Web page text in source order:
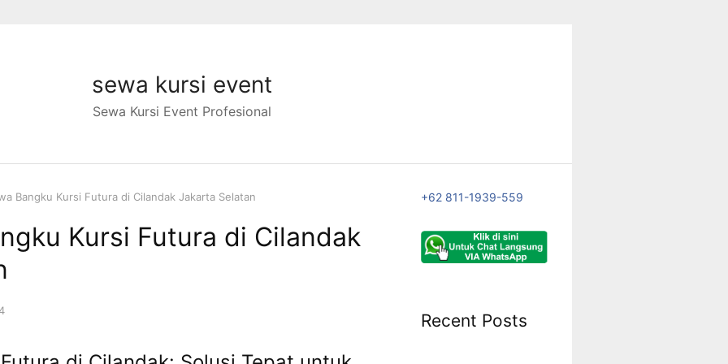
sewa kursi event
Sewa Kursi Event Profesional
Bangku Kursi Futura di Cilandak Jakarta Selatan
Kursi Futura di Cilandak
+62 811-1939-559
Recent Posts